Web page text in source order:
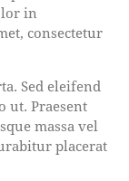
in
consectetur
Sed eleifend
ut. Praesent
massa vel
placerat